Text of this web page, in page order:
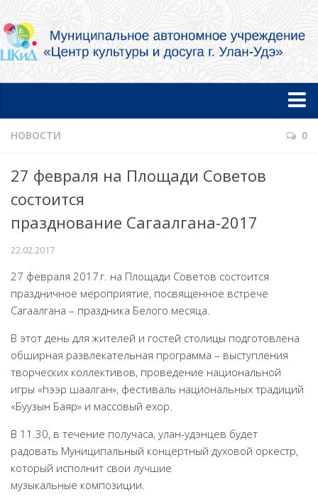
Главная
Об учреждении
Услуги в электронной форме
Фотогалерея
Творческие коллективы и артисты
Муниципальный концертный духовой оркестр
Народный фольклорный ансамбль «Тоонто»
Забайкальский народный хор «Семейские янтари»
Группа «Лаккитон»
Валико Гаспарян
Анна Комолова
Сергей Плотников
НОВОСТИ 0
27 февраля на Площади Советов
состоится
празднование Сагаалгана-2017
22.02.2017
27 февраля 2017 г. на Площади Советов состоится
праздничное мероприятие, посвященное встрече
Сагаалгана – праздника Белого месяца.
В этот день для жителей и гостей столицы подготовлена
обширная развлекательная программа – выступления
творческих коллективов, проведение национальной
игры «hээр шаалган», фестиваль национальных традиций
«Буузын Баяр» и массовый ехор.
В 11.30, в течение получаса, улан-удэнцев будет
радовать Муниципальный концертный духовой оркестр,
который исполнит свои лучшие
музыкальные композиции.